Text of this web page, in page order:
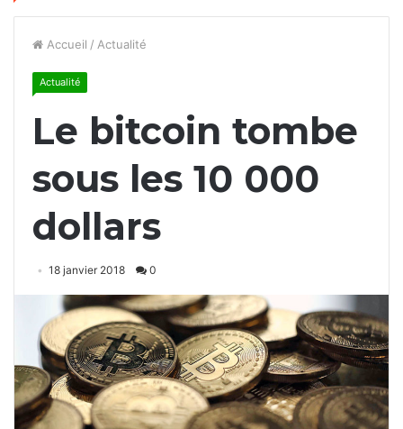
Accueil / Actualité
Actualité
Le bitcoin tombe
sous les 10 000
dollars
18 janvier 2018 0